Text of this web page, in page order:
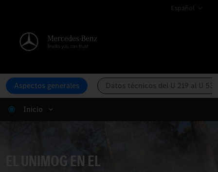
Español
Aspectos generales Datos técnicos del U 219 al U 535
Inicio
EL UNIMOG EN EL